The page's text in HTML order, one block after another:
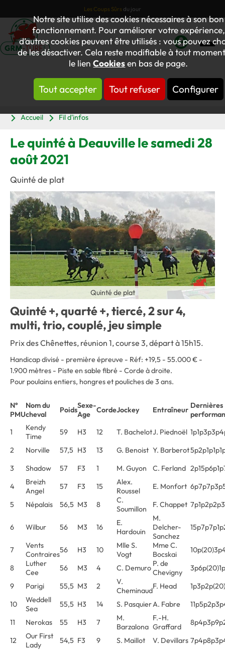
Notre site utilise des cookies nécessaires à son bon
fonctionnement. Pour améliorer votre expérience,
d’autres cookies peuvent être utilisés : vous pouvez
de les désactiver. Cela reste modifiable à tout
le lienCookiesen bas de page.
Tout accepter Tout refuser Configurer
Les Coups Sûrs du jour
Mon
compte
Accueil
Fil d'infos
Le quinté à Deauville le samedi 28
août 2021
Quinté de plat
Quinté de plat
Quinté +, quarté +, tiercé, 2 sur 4,
multi, trio, couplé, jeu simple
Prix des Chênettes, réunion 1, course 3, départ à 15h15.
Handicap divisé - première épreuve - Réf: +19,5 - 55.000 € -
1.900 mètres - Piste en sable fibré - Corde à droite.
Pour poulains entiers, hongres et pouliches de 3 ans.
N°
PMU
Nom du
cheval
PoidsSexe-
Age
CordeJockey Entraîneur Dernières
1
Kendy
Time
59 H3 12 T. BachelotJ. Piednoël
2
Norville 57,5 H3 13 G. Benoist Y. Barberot
3
Shadow 57 F3 1 M. Guyon C. Ferland
4
Breizh
Angel
57 F3 15
Alex.
Roussel
E. Monfort
5
Népalais 56,5 M3 8
C.
Soumillon
F. Chappet
6 Wilbur 56 M3 16
E.
Hardouin
M.
Delcher-
Sanchez
7
Vents
Contraires56 H3 10
Mlle S.
Vogt
Mme C.
Bocskai
8
Luther
Cee
56 M3 4 C. Demuro P. de
Chevigny
9
Parigi 55,5 M3 2
V.
CheminaudF. Head
10
Weddell
Sea
55,5 H3 14 S. PasquierA. Fabre
11
Nerokas 55 H3 7
M.
Barzalona
F.-H.
Graffard
12
Our First
Lady
54,5 F3 9 S. Maillot V. Devillars